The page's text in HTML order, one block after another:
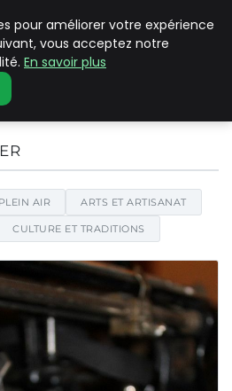
- Blog
AIR ARTS ET ARTISANAT
CULTURE ET TRADITIONS
pour améliorer votre expérience
vous acceptez notre
En savoir plus